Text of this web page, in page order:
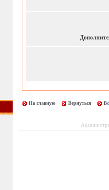
На главную Вернуться